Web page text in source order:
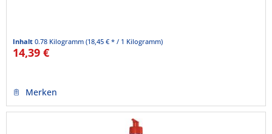
Inhalt0.78 Kilogramm(18,45 € * / 1 Kilogramm)
14,39 €
Merken